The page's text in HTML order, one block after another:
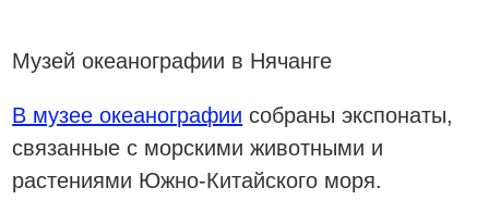
Музей океанографии в Нячанге
В музее океанографии собраны экспонаты,
связанные с морскими животными и
растениями Южно-Китайского моря.